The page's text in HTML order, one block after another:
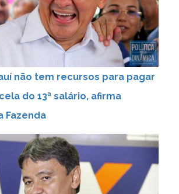
não tem recursos para pagar
do 13ª salário, afirma
Fazenda